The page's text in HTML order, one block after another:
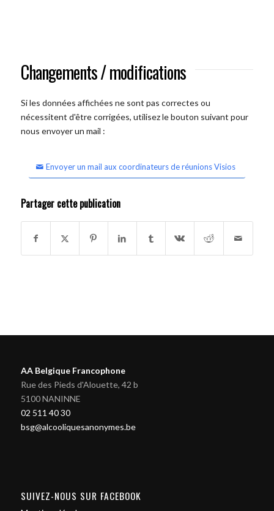
Changements / modifications
Si les données affichées ne sont pas correctes ou
nécessitent d'être corrigées, utilisez le bouton suivant pour
nous envoyer un mail :
Envoyer un mail aux coordinateurs de réunions Visios
Partager cette publication
AA Belgique Francophone
Rue des Pieds d'Alouette, 42 b
5100 NANINNE
02 511 40 30
bsg@alcooliquesanonymes.be
SUIVEZ-NOUS SUR FACEBOOK